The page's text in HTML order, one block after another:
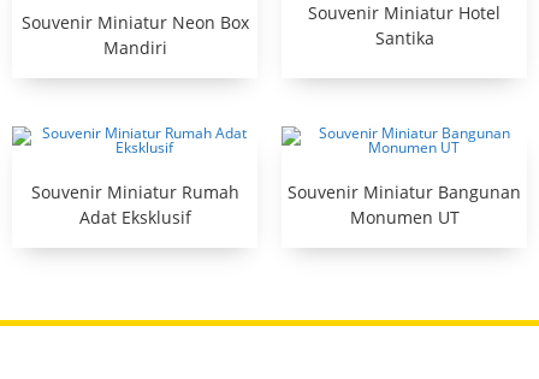
Souvenir Miniatur Neon Box
Mandiri
Souvenir Miniatur Hotel
Santika
Souvenir Miniatur Rumah
Adat Eksklusif
Souvenir Miniatur Bangunan
Monumen UT